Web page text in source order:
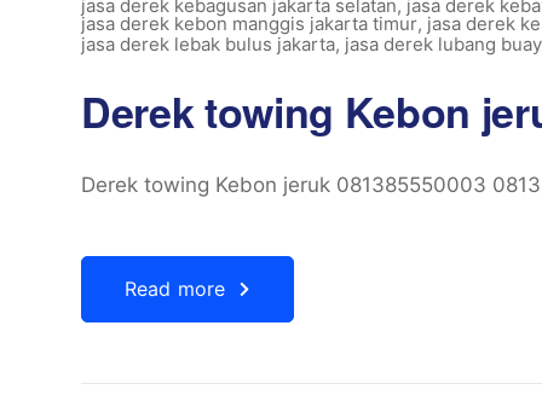
jasa derek kebagusan jakarta selatan, jasa derek
jasa derek kebon manggis jakarta timur, jasa derek
jasa derek lebak bulus jakarta, jasa derek lubang
Derek towing Kebon
Derek towing Kebon jeruk 081385550003
Read more